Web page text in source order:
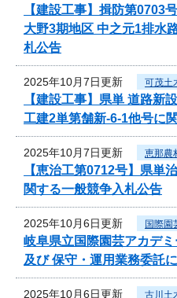
【建設工事】揖防第0703
大野3期地区 中之元1排水
札公告
2025年10月7日更新 可茂土
【建設工事】県単 道路
工建2単第舗新-6-1他号に
2025年10月7日更新 恵那農
【恵治工第0712号】県
関する一般競争入札公告
2025年10月6日更新 国際園
岐阜県立国際園芸アカデ
及び 保守・運用業務委託
2025年10月6日更新 古川土